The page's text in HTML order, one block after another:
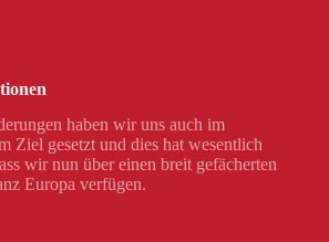
haben wir uns auch im
Ziel gesetzt und dies hat wesentlich
wir nun über einen breit gefächerten
Europa verfügen.